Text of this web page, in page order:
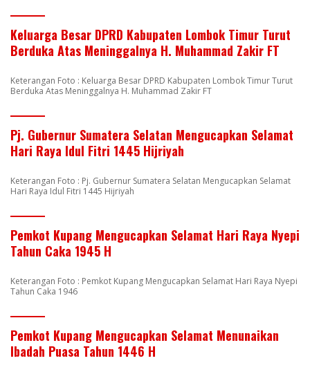
Keluarga Besar DPRD Kabupaten Lombok Timur Turut
Berduka Atas Meninggalnya H. Muhammad Zakir FT
Keterangan Foto : Keluarga Besar DPRD Kabupaten Lombok Timur Turut
Berduka Atas Meninggalnya H. Muhammad Zakir FT
Pj. Gubernur Sumatera Selatan Mengucapkan Selamat
Hari Raya Idul Fitri 1445 Hijriyah
Keterangan Foto : Pj. Gubernur Sumatera Selatan Mengucapkan Selamat
Hari Raya Idul Fitri 1445 Hijriyah
Pemkot Kupang Mengucapkan Selamat Hari Raya Nyepi
Tahun Caka 1945 H
Keterangan Foto : Pemkot Kupang Mengucapkan Selamat Hari Raya Nyepi
Tahun Caka 1946
Pemkot Kupang Mengucapkan Selamat Menunaikan
Ibadah Puasa Tahun 1446 H